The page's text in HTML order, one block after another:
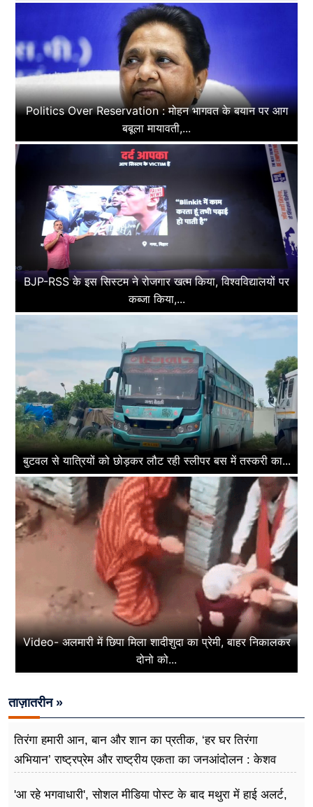
Politics Over Reservation : मोहन भागवत के बयान पर आग
बबूला मायावती,...
BJP-RSS के इस सिस्टम ने रोजगार खत्म किया, विश्वविद्यालयों पर
कब्जा किया,...
बुटवल से यात्रियों को छोड़कर लौट रही स्लीपर बस में तस्करी का...
Video- अलमारी में छिपा मिला शादीशुदा का प्रेमी, बाहर निकालकर
दोनो को...
ताज़ातरीन »
तिरंगा हमारी आन, बान और शान का प्रतीक, ‘हर घर तिरंगा
अभियान’ राष्ट्रप्रेम और राष्ट्रीय एकता का जनआंदोलन : केशव
'आ रहे भगवाधारी', सोशल मीडिया पोस्ट के बाद मथुरा में हाई अलर्ट,